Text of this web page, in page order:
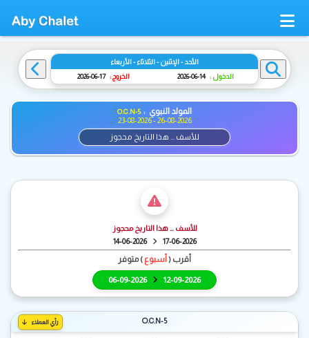
الأحد - الإثنين - الثلاثاء - الأربعاء
الدخول : 14-06-2026 الخروج : 17-06-2026
المولد النبوي :O.C.N-5
23-08-2026 - 26-08-2026
للأسف ... هذا التاريخ محجوز
للأسف ... هذا التاريخ محجوز
14-06-2026
17-06-2026
أقرب (أسبوع ) متوفر
06-09-2026 12-09-2026
رأي العملاء O.C.N-5